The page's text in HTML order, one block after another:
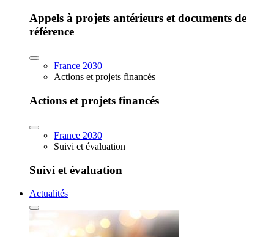
Appels à projets antérieurs et documents de
référence
France 2030
Actions et projets financés
Actions et projets financés
France 2030
Suivi et évaluation
Suivi et évaluation
Actualités